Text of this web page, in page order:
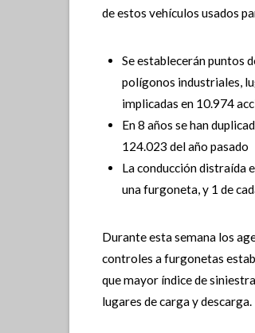
de estos vehículos usados
Se establecerán puntos
polígonos industriales,
implicadas en 10.974
En 8 años se han
124.023 del añopasado
La conducción distraída
una furgoneta,y 1 de
Durante esta semana los
controles a furgonetas
que mayor índice de
lugares de carga y descarga.